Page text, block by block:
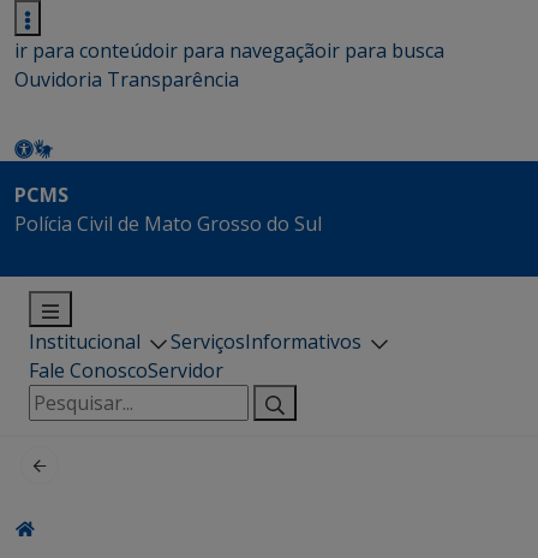
ir para conteúdoir para navegaçãoir para busca
Ouvidoria Transparência
PCMS
Polícia Civil de Mato Grosso do Sul
Institucional ServiçosInformativos
Fale ConoscoServidor
Pesquisar
por: